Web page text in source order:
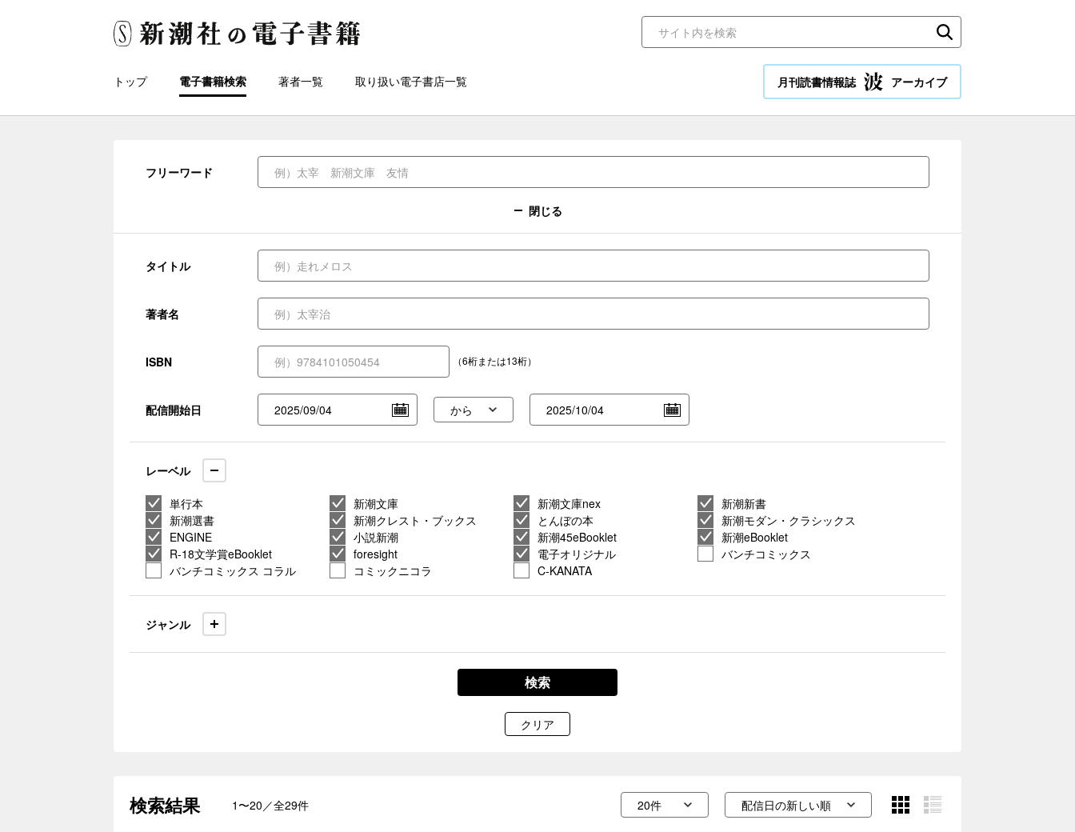
トップ 電子書籍検索 著者一覧 取り扱い電子書店一覧 月刊読書情報誌 アーカイブ
フリーワード
閉じる
タイトル
著者名
ISBN （6桁または13桁）
配信開始日
レーベル
単行本 新潮文庫 新潮文庫nex
新潮新書
新潮選書
新潮クレスト・ブックス とんぼの本
新潮モダン・クラシックス
ENGINE
小説新潮 新潮45eBooklet
新潮eBooklet
R-18文学賞eBooklet
foresight 電子オリジナル
バンチコミックス
バンチコミックス コラル
コミックニコラ C-KANATA
ジャンル
検索
クリア
検索結果 1〜20／全29件